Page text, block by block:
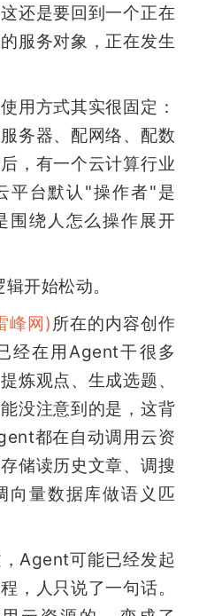
还是要回到一个正在
服务对象，正在发生
用方式其实很固定：
务器、配网络、配数
，有一个云计算行业
平台默认"操作者"是
围绕人怎么操作展开
开始松动。
峰网) 所在的内容创作
经在用Agent干很多
炼观点、生成选题、
没注意到的是，这背
都在自动调用云资
储读历史文章、调搜
向量数据库做语义匹
Agent可能已经发起
，人只说了一句话。